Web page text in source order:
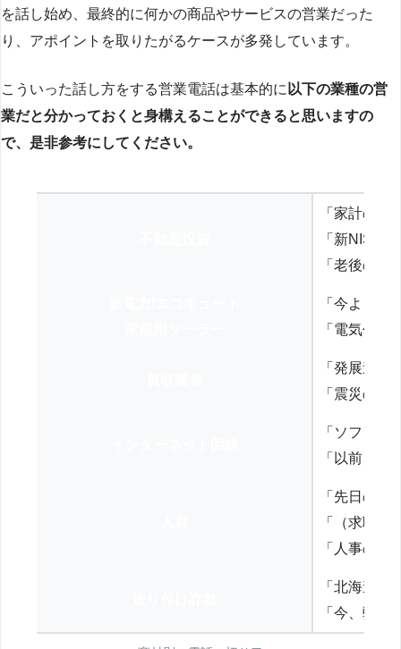
を話し始め、最終的に何かの商品やサービスの営業だった
り、アポイントを取りたがるケースが多発しています。
こういった話し方をする営業電話は基本的に 以下の業種の営
業だと分かっておくと身構えることができると思いますの
で、是非参考にしてください。
「家計の見
「新NISA
「老後の
「今より
「電気代を
「発展途
「震災の
「ソフト
「以前、
「先日の
「（求職
「人事の方
「北海道
「今、弊